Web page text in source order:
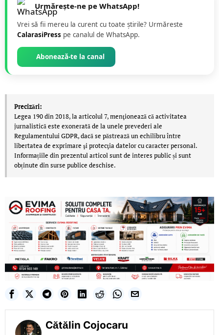
Urmărește-ne pe WhatsApp!
Vrei să fii mereu la curent cu toate știrile? Urmăreste
CalarasiPress pe canalul de WhatsApp.
Abonează-te la canal
Precizări:
Legea 190 din 2018, la articolul 7, menţionează că activitatea
jurnalistică este exonerată de la unele prevederi ale
Regulamentului GDPR, dacă se păstrează un echilibru între
libertatea de exprimare şi protecţia datelor cu caracter personal.
Informațiile din prezentul articol sunt de interes public și sunt
obținute din surse publice deschise.
Cătălin Cojocaru